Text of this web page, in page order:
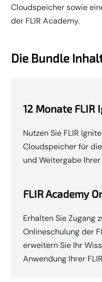
Cloudspeicher sowie
der FLIR Academy.
Die Bundle
12 Monate FLIR
Nutzen Sie FLIR
Cloudspeicher für
und Weitergabe
FLIR Academy
Erhalten Sie Zugang
Onlineschulung der
erweitern Sie Ihr
Anwendung Ihrer